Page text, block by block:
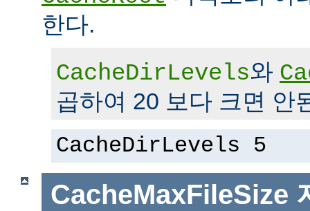
한다.
CacheDirLevels와
곱하여 20 보다 크면 안
CacheDirLevels 5
CacheMaxFileSize